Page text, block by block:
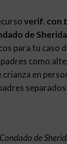
verif. con
de
para tu caso
como
en
de